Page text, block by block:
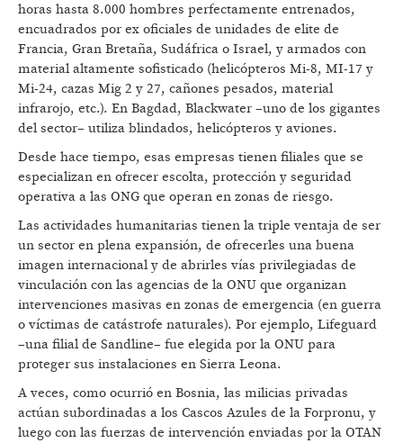
horas hasta 8.000 hombres perfectamente entrenados,
encuadrados por ex oficiales de unidades de elite de
Francia, Gran Bretaña, Sudáfrica o Israel, y armados con
material altamente sofisticado (helicópteros Mi-8, MI-17 y
Mi-24, cazas Mig 2 y 27, cañones pesados, material
infrarojo, etc.). En Bagdad, Blackwater –uno de los gigantes
del sector– utiliza blindados, helicópteros y aviones.
Desde hace tiempo, esas empresas tienen filiales que se
especializan en ofrecer escolta, protección y seguridad
operativa a las ONG que operan en zonas de riesgo.
Las actividades humanitarias tienen la triple ventaja de ser
un sector en plena expansión, de ofrecerles una buena
imagen internacional y de abrirles vías privilegiadas de
vinculación con las agencias de la ONU que organizan
intervenciones masivas en zonas de emergencia (en guerra
o víctimas de catástrofe naturales). Por ejemplo, Lifeguard
–una filial de Sandline– fue elegida por la ONU para
proteger sus instalaciones en Sierra Leona.
A veces, como ocurrió en Bosnia, las milicias privadas
actúan subordinadas a los Cascos Azules de la Forpronu, y
luego con las fuerzas de intervención enviadas por la OTAN